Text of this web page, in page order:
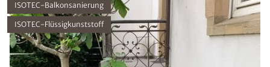
ISOTEC-Balkonsanierung
ISOTEC-Flüssigkunststoff